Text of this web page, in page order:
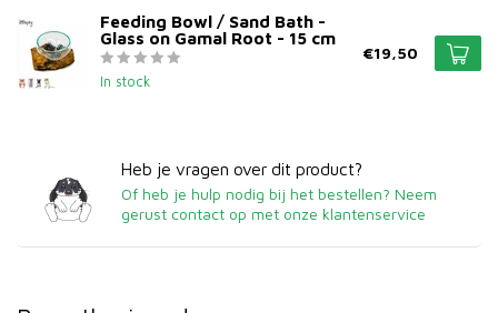
Feeding Bowl / Sand Bath -
Glass on Gamal Root - 15 cm
In stock
€19,50
Heb je vragen over dit product?
Of heb je hulp nodig bij het bestellen? Neem
gerust contact op met onze klantenservice